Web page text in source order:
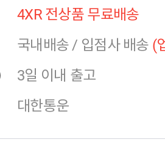
4XR 전상품 무료배송
국내배송 / 입점사 배송 (
3일 이내 출고
대한통운